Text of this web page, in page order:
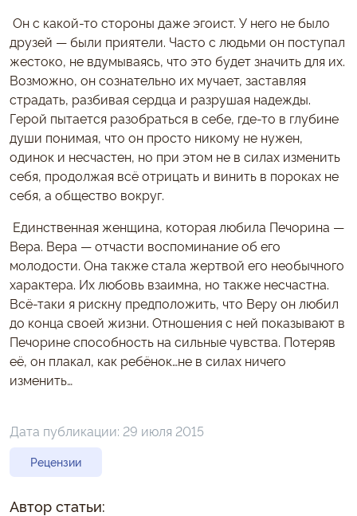
Он с какой-то стороны даже эгоист. У него не было
друзей — были приятели. Часто с людьми он поступал
жестоко, не вдумываясь, что это будет значить для их.
Возможно, он сознательно их мучает, заставляя
страдать, разбивая сердца и разрушая надежды.
Герой пытается разобраться в себе, где-то в глубине
души понимая, что он просто никому не нужен,
одинок и несчастен, но при этом не в силах изменить
себя, продолжая всё отрицать и винить в пороках не
себя, а общество вокруг.
Единственная женщина, которая любила Печорина —
Вера. Вера — отчасти воспоминание об его
молодости. Она также стала жертвой его необычного
характера. Их любовь взаимна, но также несчастна.
Всё-таки я рискну предположить, что Веру он любил
до конца своей жизни. Отношения с ней показывают в
Печорине способность на сильные чувства. Потеряв
её, он плакал, как ребёнок…не в силах ничего
изменить…
Дата публикации: 29 июля 2015
Рецензии
Автор статьи: